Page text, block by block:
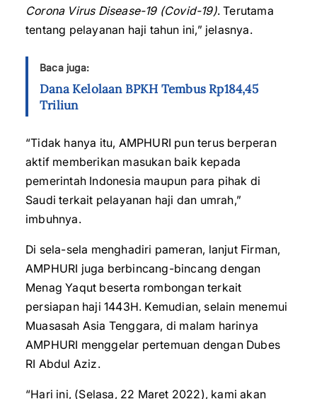
Corona Virus Disease-19 (Covid-19). Terutama
tentang pelayanan haji tahun ini,” jelasnya.
Baca juga:
Dana Kelolaan BPKH Tembus Rp184,45
Triliun
“Tidak hanya itu, AMPHURI pun terus berperan
aktif memberikan masukan baik kepada
pemerintah Indonesia maupun para pihak di
Saudi terkait pelayanan haji dan umrah,”
imbuhnya.
Di sela-sela menghadiri pameran, lanjut Firman,
AMPHURI juga berbincang-bincang dengan
Menag Yaqut beserta rombongan terkait
persiapan haji 1443H. Kemudian, selain menemui
Muasasah Asia Tenggara, di malam harinya
AMPHURI menggelar pertemuan dengan Dubes
RI Abdul Aziz.
“Hari ini, (Selasa, 22 Maret 2022), kami akan